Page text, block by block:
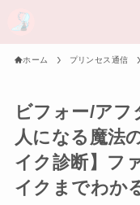
ホーム プリンセス通信
ビフォー/アフ
人になる魔法
イク診断】フ
イクまでわか